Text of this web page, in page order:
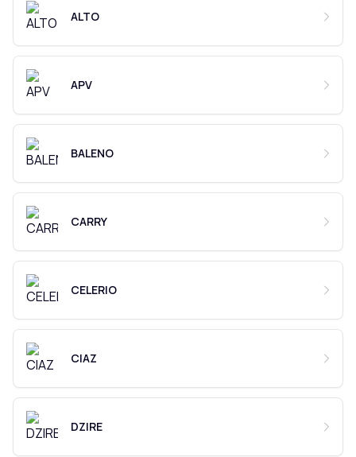
ALTO
APV
BALENO
CARRY
CELERIO
CIAZ
DZIRE